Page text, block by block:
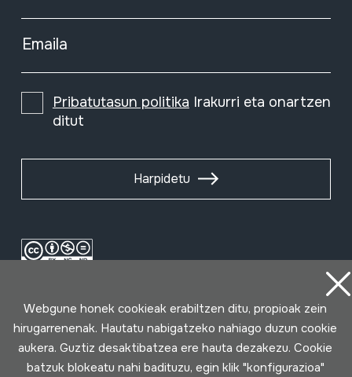
Emaila
Pribatutasun politika Irakurri eta onartzen
ditut
Harpidetu
Webgune honek cookieak erabiltzen ditu, propioak zein
hirugarrenenak. Hautatu nabigatzeko nahiago duzun cookie
aukera. Guztiz desaktibatzea ere hauta dezakezu. Cookie
batzuk blokeatu nahi badituzu, egin klik "konfigurazioa"